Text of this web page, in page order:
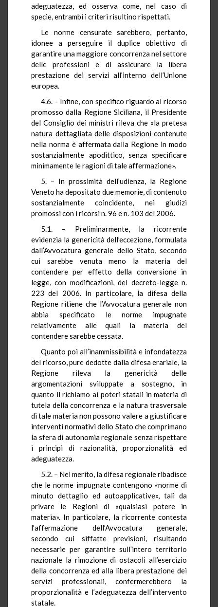
adeguatezza, ed osserva come, nel caso di
specie, entrambi i criteri risultino rispettati.
Le norme censurate sarebbero, pertanto,
idonee a perseguire il duplice obiettivo di
garantire una maggiore concorrenza nel settore
delle professioni e di assicurare la libera
prestazione dei servizi all’interno dell’Unione
europea.
4.6. – Infine, con specifico riguardo al ricorso
promosso dalla Regione Siciliana, il Presidente
del Consiglio dei ministri rileva che «la pretesa
natura dettagliata delle disposizioni contenute
nella norma è affermata dalla Regione in modo
sostanzialmente apodittico, senza specificare
minimamente le ragioni di tale affermazione».
5. – In prossimità dell’udienza, la Regione
Veneto ha depositato due memorie, di contenuto
sostanzialmente coincidente, nei giudizi
promossi con i ricorsi n. 96 e n. 103 del 2006.
5.1. – Preliminarmente, la ricorrente
evidenzia la genericità dell’eccezione, formulata
dall’Avvocatura generale dello Stato, secondo
cui sarebbe venuta meno la materia del
contendere per effetto della conversione in
legge, con modificazioni, del decreto-legge n.
223 del 2006. In particolare, la difesa della
Regione ritiene che l’Avvocatura generale non
abbia specificato le norme impugnate
relativamente alle quali la materia del
contendere sarebbe cessata.
Quanto poi all’inammissibilità e infondatezza
del ricorso, pure dedotte dalla difesa erariale, la
Regione rileva la genericità delle
argomentazioni sviluppate a sostegno, in
quanto il richiamo ai poteri statali in materia di
tutela della concorrenza e la natura trasversale
di tale materia non possono valere a giustificare
interventi normativi dello Stato che comprimano
la sfera di autonomia regionale senza rispettare
i principi di razionalità, proporzionalità ed
adeguatezza.
5.2. – Nel merito, la difesa regionale ribadisce
che le norme impugnate contengono «norme di
minuto dettaglio ed autoapplicative», tali da
privare le Regioni di «qualsiasi potere in
materia». In particolare, la ricorrente contesta
l’affermazione dell’Avvocatura generale,
secondo cui siffatte previsioni, risultando
necessarie per garantire sull’intero territorio
nazionale la rimozione di ostacoli all’esercizio
della concorrenza ed alla libera prestazione dei
servizi professionali, confermerebbero la
proporzionalità e l’adeguatezza dell’intervento
statale.